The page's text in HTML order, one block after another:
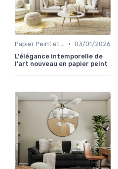
Papier Peint et Revêtements Muraux • 03/01/2026
L'élégance intemporelle de
l'art nouveau en papier peint